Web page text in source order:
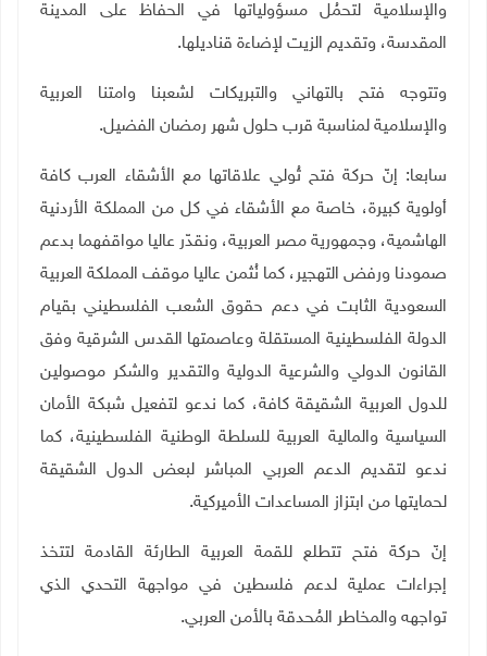
والإسلامية لتحمُل مسؤولياتها في الحفاظ على المدينة
المقدسة، وتقديم الزيت لإضاءة قناديلها.
وتتوجه فتح بالتهاني والتبريكات لشعبنا وامتنا العربية
والإسلامية لمناسبة قرب حلول شهر رمضان الفضيل.
سابعا: إنّ حركة فتح تُولي علاقاتها مع الأشقاء العرب كافة
أولوية كبيرة، خاصة مع الأشقاء في كل من المملكة الأردنية
الهاشمية، وجمهورية مصر العربية، ونقدّر عاليا مواقفهما بدعم
صمودنا ورفض التهجير، كما نُثمن عاليا موقف المملكة العربية
السعودية الثابت في دعم حقوق الشعب الفلسطيني بقيام
الدولة الفلسطينية المستقلة وعاصمتها القدس الشرقية وفق
القانون الدولي والشرعية الدولية والتقدير والشكر موصولين
للدول العربية الشقيقة كافة، كما ندعو لتفعيل شبكة الأمان
السياسية والمالية العربية للسلطة الوطنية الفلسطينية، كما
ندعو لتقديم الدعم العربي المباشر لبعض الدول الشقيقة
لحمايتها من ابتزاز المساعدات الأميركية.
إنّ حركة فتح تتطلع للقمة العربية الطارئة القادمة لتتخذ
إجراءات عملية لدعم فلسطين في مواجهة التحدي الذي
تواجهه والمخاطر المُحدقة بالأمن العربي.